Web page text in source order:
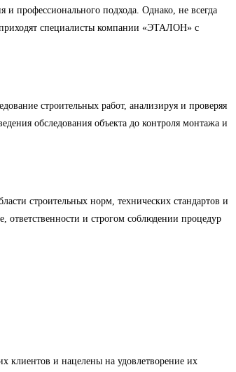
профессионального подхода. Однако, не всегда
приходят специалисты компании «ЭТАЛОН» с
строительных работ, анализируя и проверяя
обследования объекта до контроля монтажа и
строительных норм, технических стандартов и
и строгом соблюдении процедур
клиентов и нацелены на удовлетворение их